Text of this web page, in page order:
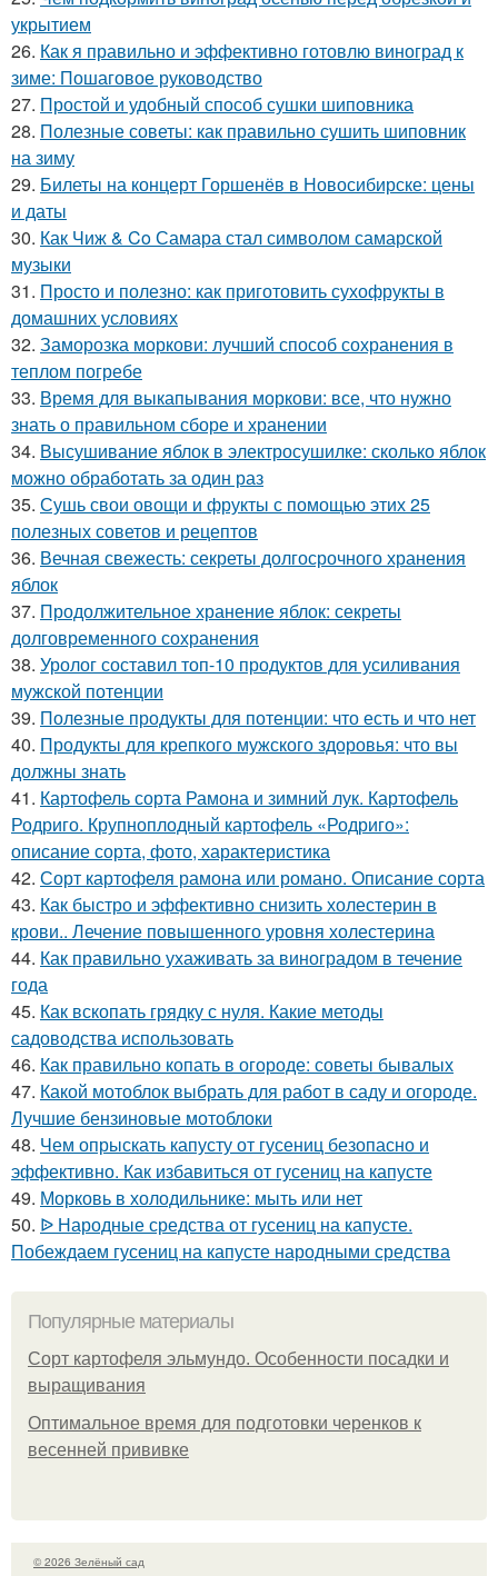
укрытием
26. Как я правильно и эффективно готовлю виноград к
зиме: Пошаговое руководство
27. Простой и удобный способ сушки шиповника
28. Полезные советы: как правильно сушить шиповник
на зиму
29. Билеты на концерт Горшенёв в Новосибирске: цены
и даты
30. Как Чиж & Co Самара стал символом самарской
музыки
31. Просто и полезно: как приготовить сухофрукты в
домашних условиях
32. Заморозка моркови: лучший способ сохранения в
теплом погребе
33. Время для выкапывания моркови: все, что нужно
знать о правильном сборе и хранении
34. Высушивание яблок в электросушилке: сколько яблок
можно обработать за один раз
35. Сушь свои овощи и фрукты с помощью этих 25
полезных советов и рецептов
36. Вечная свежесть: секреты долгосрочного хранения
яблок
37. Продолжительное хранение яблок: секреты
долговременного сохранения
38. Уролог составил топ-10 продуктов для усиливания
мужской потенции
39. Полезные продукты для потенции: что есть и что нет
40. Продукты для крепкого мужского здоровья: что вы
должны знать
41. Картофель сорта Рамона и зимний лук. Картофель
Родриго. Крупноплодный картофель «Родриго»:
описание сорта, фото, характеристика
42. Сорт картофеля рамона или романо. Описание сорта
43. Как быстро и эффективно снизить холестерин в
крови.. Лечение повышенного уровня холестерина
44. Как правильно ухаживать за виноградом в течение
года
45. Как вскопать грядку с нуля. Какие методы
садоводства использовать
46. Как правильно копать в огороде: советы бывалых
47. Какой мотоблок выбрать для работ в саду и огороде.
Лучшие бензиновые мотоблоки
48. Чем опрыскать капусту от гусениц безопасно и
эффективно. Как избавиться от гусениц на капусте
49. Морковь в холодильнике: мыть или нет
50. ᐉ Народные средства от гусениц на капусте.
Побеждаем гусениц на капусте народными средства
Популярные материалы
Сорт картофеля эльмундо. Особенности посадки и
выращивания
Оптимальное время для подготовки черенков к
весенней прививке
© 2026 Зелёный сад